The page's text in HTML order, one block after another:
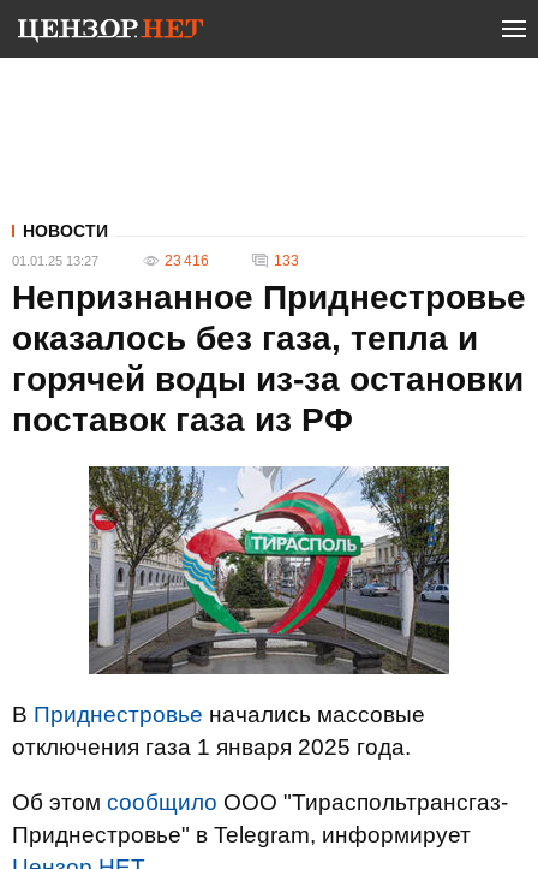
НОВОСТИ
01.01.25 13:27 23 416 133
Непризнанное Приднестровье
оказалось без газа, тепла и
горячей воды из-за остановки
поставок газа из РФ
В Приднестровье начались массовые
отключения газа 1 января 2025 года.
Об этом сообщило ООО "Тираспольтрансгаз-
Приднестровье" в Telegram, информирует